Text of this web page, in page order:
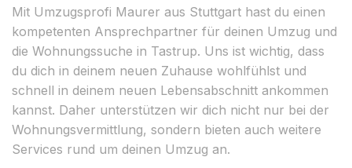
Mit Umzugsprofi Maurer aus Stuttgart hast du einen
kompetenten Ansprechpartner für deinen Umzug und
die Wohnungssuche in Tastrup. Uns ist wichtig, dass
du dich in deinem neuen Zuhause wohlfühlst und
schnell in deinem neuen Lebensabschnitt ankommen
kannst. Daher unterstützen wir dich nicht nur bei der
Wohnungsvermittlung, sondern bieten auch weitere
Services rund um deinen Umzug an.